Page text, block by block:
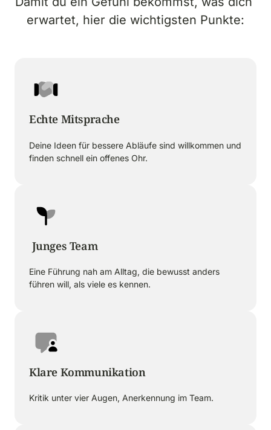
erwartet, hier die wichtigsten Punkte:
Echte Mitsprache
Deine Ideen für bessere Abläufe sind willkommen und
finden schnell ein offenes Ohr.
Junges Team
Eine Führung nah am Alltag, die bewusst anders
führen will, als viele es kennen.
Klare Kommunikation
Kritik unter vier Augen, Anerkennung im Team.